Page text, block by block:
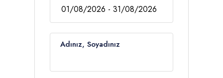
Adınız, Soyadınız